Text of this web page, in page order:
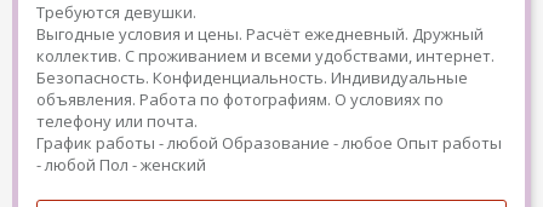
Требуются девушки.
Выгодные условия и цены. Расчёт ежедневный. Дружный
коллектив. С проживанием и всеми удобствами, интернет.
Безопасность. Конфиденциальность. Индивидуальные
объявления. Работа по фотографиям. О условиях по
телефону или почта.
График работы - любой Образование - любое Опыт работы
- любой Пол - женский